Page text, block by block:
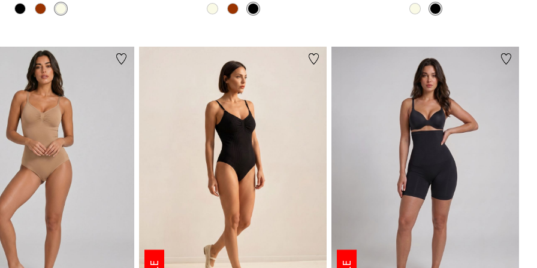
צבע
BLACK
BLACK
NATURAL
צבע
BLACK
BLACK
BROWN
NATURAL
צבע
NATURAL
NATURAL
BROWN
BLACK